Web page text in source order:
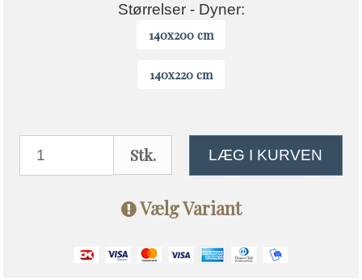
Størrelser - Dyner:
140x200 cm
140x220 cm
Stk. LÆG I KURVEN
Vælg Variant